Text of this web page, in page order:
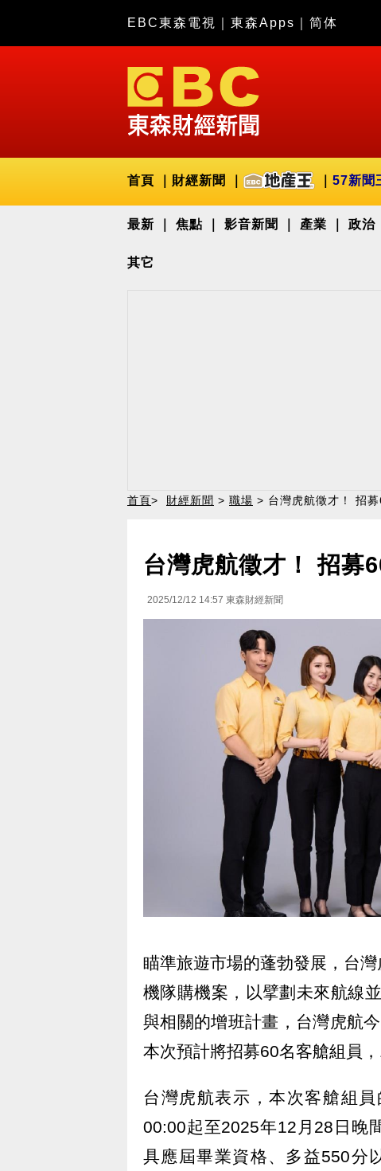
EBC東森電視 東森Apps 简体
首頁 財經新聞 57新聞
最新 焦點 影音新聞 產業 政治
其它
首頁> 財經新聞 > 職場 > 台灣虎航徵才！ 招
台灣虎航徵才！ 招募
2025/12/12 14:57 東森財經新聞
瞄準旅遊市場的蓬勃發展，台
機隊購機案，以擘劃未來航線
與相關的增班計畫，台灣虎航
本次預計將招募60名客艙組員
台灣虎航表示，本次客艙組
00:00起至2025年12月28日晚
具應屆畢業資格、多益550分